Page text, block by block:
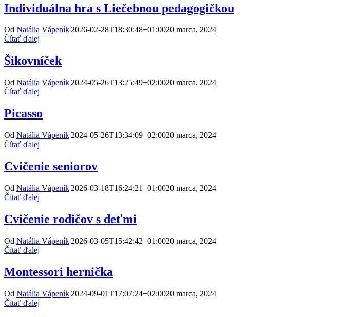
Individuálna hra s Liečebnou pedagogičkou
Od Natália Vápeník|2026-02-28T18:30:48+01:0020 marca, 2024|
Čítať ďalej
Šikovníček
Od Natália Vápeník|2024-05-26T13:25:49+02:0020 marca, 2024|
Čítať ďalej
Picasso
Od Natália Vápeník|2024-05-26T13:34:09+02:0020 marca, 2024|
Čítať ďalej
Cvičenie seniorov
Od Natália Vápeník|2026-03-18T16:24:21+01:0020 marca, 2024|
Čítať ďalej
Cvičenie rodičov s deťmi
Od Natália Vápeník|2026-03-05T15:42:42+01:0020 marca, 2024|
Čítať ďalej
Montessori hernička
Od Natália Vápeník|2024-09-01T17:07:24+02:0020 marca, 2024|
Čítať ďalej